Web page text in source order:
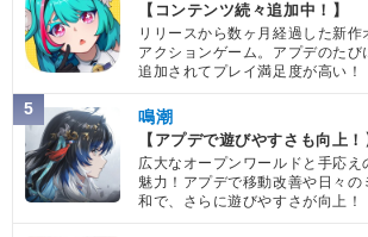
【コンテンツ続々追加中！】
リリースから数ヶ月経過した新
アクションゲーム。アプデのたび
追加されてプレイ満足度が高い！
5 鳴潮
【アプデで遊びやすさも向上！
広大なオープンワールドと手応
魅力！アプデで移動改善や日々の
和で、さらに遊びやすさが向上！